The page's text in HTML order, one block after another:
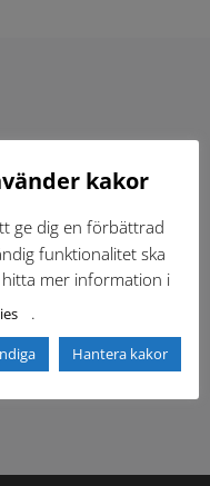
(Dwg och pdf)
Kontaktlista
kakor
ge dig en förbättrad
funktionalitet ska
mer information i
.
Hantera kakor